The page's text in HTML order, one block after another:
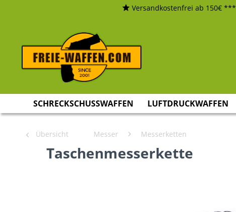
Versandkostenfrei ab 150€ ***
SCHRECKSCHUSSWAFFEN LUFTDRUCKWAFFEN
Übersicht Messer Messerketten
Taschenmesserkette